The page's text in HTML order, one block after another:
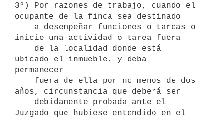
3º) Por razones de trabajo, cuando el
ocupante de la finca sea destinado
inicie una actividad o tarea fuera
ubicado el inmueble, y deba
permanecer
años, circunstancia que deberá ser
Juzgado que hubiese entendido en el